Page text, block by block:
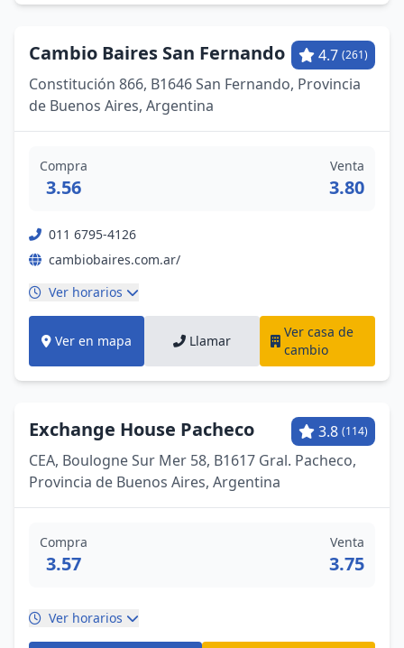
Cambio Baires San Fernando 4.7 (261)
Constitución 866, B1646 San Fernando, Provincia
de Buenos Aires, Argentina
Compra
3.56
Venta
3.80
011 6795-4126
cambiobaires.com.ar/
Ver horarios
Ver en mapa Llamar
Ver casa de
cambio
Exchange House Pacheco 3.8 (114)
CEA, Boulogne Sur Mer 58, B1617 Gral. Pacheco,
Provincia de Buenos Aires, Argentina
Compra
3.57
Venta
3.75
Ver horarios